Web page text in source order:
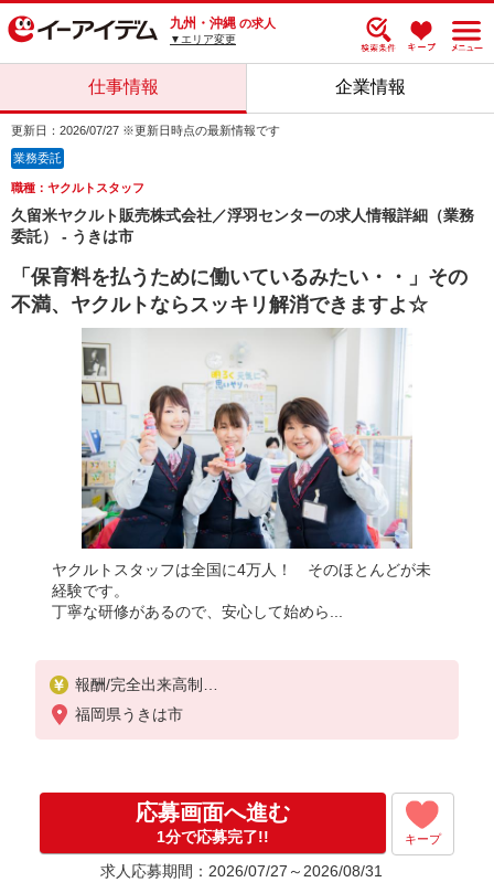
九州・沖縄 の求人
▼エリア変更
仕事情報 企業情報
更新日：2026/07/27 ※更新日時点の最新情報です
業務委託
職種：ヤクルトスタッフ
久留米ヤクルト販売株式会社／浮羽センターの求人情報詳細（業務
委託） - うきは市
「保育料を払うために働いているみたい・・」その
不満、ヤクルトならスッキリ解消できますよ☆
ヤクルトスタッフは全国に4万人！ そのほとんどが未
経験です。
丁寧な研修があるので、安心して始めら...
報酬/完全出来高制
月収100,000円〜/月収115,000円〜（平均収入119,58
1円）
◆働き方を選べるお仕事です
≪勤務例≫ ※勤務地で異なる
［1］9：00〜15：00 月収約10万円 ［2］9：00
〜16：00 月収約12万円
◆研修制度と収入補償で、初めてでも安心！※収入
福岡県うきは市
応募画面へ進む
1分で応募完了!! キープ
求人応募期間：2026/07/27～2026/08/31